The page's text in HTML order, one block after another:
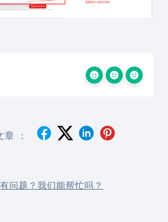
：
问题？我们能帮忙吗？